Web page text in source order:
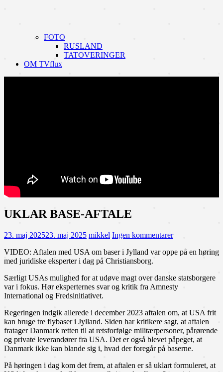
FOTO
RUSLAND
TATOVERINGER
OM TVflux
UKLAR BASE-AFTALE
23. maj 202523. maj 2025 mikkel Ingen kommentarer
VIDEO: Aftalen med USA om baser i Jylland var oppe på en høring
med juridiske eksperter i dag på Christiansborg.
Særligt USAs mulighed for at udøve magt over danske statsborgere
var i fokus. Hør eksperternes svar og kritik fra Amnesty
International og Fredsinitiativet.
Regeringen indgik allerede i december 2023 aftalen om, at USA frit
kan bruge tre flybaser i Jylland. Siden har kritikere sagt, at aftalen
fratager Danmark retten til at retsforfølge militærpersoner, pårørende
og private leverandører fra USA. Det er også blevet påpeget, at
Danmark ikke kan blande sig i, hvad der foregår på baserne.
På høringen i dag kom det frem, at aftalen er så uklart formuleret, at